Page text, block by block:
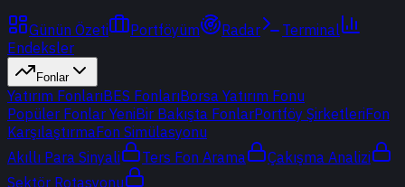
Günün Özeti Portföyüm Radar
Terminal
Endeksler
Fonlar
Yatırım FonlarıBES FonlarıBorsa Yatırım Fonu
Popüler Fonlar YeniBir Bakışta FonlarPortföy ŞirketleriFon
KarşılaştırmaFon Simülasyonu
Akıllı Para Sinyali
Ters Fon Arama
Çakışma Analizi
Sektör Rotasyonu